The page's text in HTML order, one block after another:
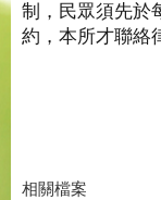
制，民眾須先於
約，本所才聯絡
相關檔案